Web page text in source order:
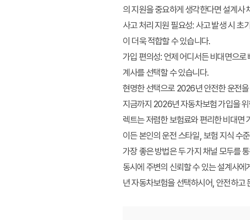
의 지원을 중요하게 생각한다면 설계사
사고 처리 지원 필요성: 사고 발생 시 초
이 더욱 적합할 수 있습니다.
가입 편의성: 언제 어디서든 비대면으로
계사를 선택할 수 있습니다.
현명한 선택으로 2026년 안전한 운전
지금까지 2026년 자동차보험 가입을
렉트는 저렴한 보험료와 편리한 비대면
이든 본인의 운전 스타일, 보험 지식 수
가장 좋은 방법은 두 가지 채널 모두를
동시에 주변의 신뢰할 수 있는 설계사
년 자동차보험을 선택하시어, 안전하고